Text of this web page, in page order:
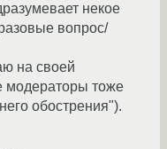
некое
вопрос/
на своей
модераторы тоже
обострения").